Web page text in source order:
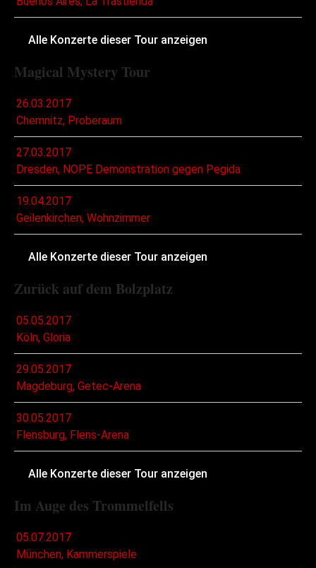
Alle Konzerte dieser Tour anzeigen
Magical Mystery Tour
26.03.2017
Chemnitz, Proberaum
27.03.2017
Dresden, NOPE Demonstration gegen Pegida
19.04.2017
Geilenkirchen, Wohnzimmer
Alle Konzerte dieser Tour anzeigen
Zurück auf dem Bolzplatz
05.05.2017
Köln, Gloria
29.05.2017
Magdeburg, Getec-Arena
30.05.2017
Flensburg, Flens-Arena
Alle Konzerte dieser Tour anzeigen
Im Auge des Trommelfells
05.07.2017
München, Kammerspiele